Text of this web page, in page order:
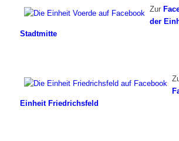
Zur
der
Stadtmitte
Einheit Friedrichsfeld